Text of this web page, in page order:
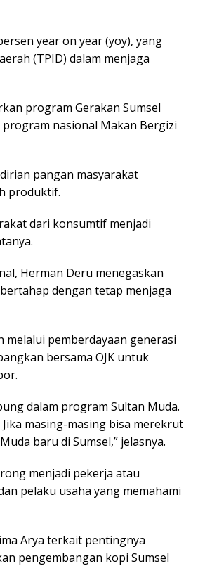
year on year (yoy), yang
(TPID) dalam menjaga
program Gerakan Sumsel
program nasional Makan Bergizi
pangan masyarakat
produktif.
dari konsumtif menjadi
Herman Deru menegaskan
dengan tetap menjaga
pemberdayaan generasi
bersama OJK untuk
dalam program Sultan Muda.
masing-masing bisa merekrut
baru di Sumsel,” jelasnya.
menjadi pekerja atau
pelaku usaha yang memahami
Arya terkait pentingnya
pengembangan kopi Sumsel